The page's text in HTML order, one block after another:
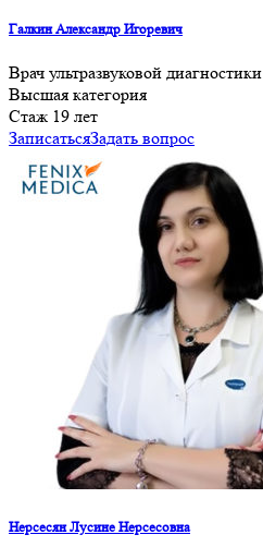
Галкин Александр Игоревич
Врач ультразвуковой диагностики
Высшая категория
Cтаж 19 лет
ЗаписатьсяЗадать вопрос
Нерсесян Лусине Нерсесовна